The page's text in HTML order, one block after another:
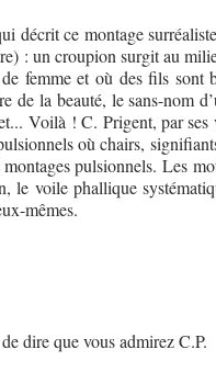
décrit ce montage
: un croupion surgit au
femme et où des fils sont
de la beauté, le sans-nom
Voilà ! C. Prigent, par ses
où chairs,
pulsionnels. Les
le voile phallique
mêmes.
dire que vous admirez C.P.